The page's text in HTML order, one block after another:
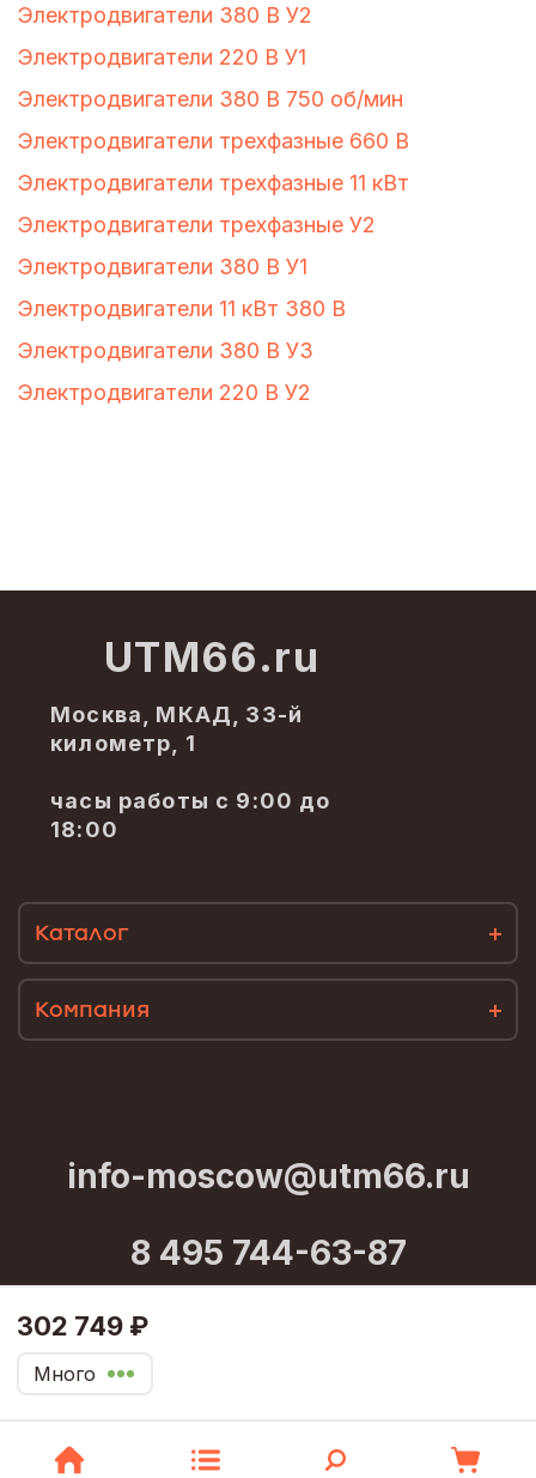
Электродвигатели 380 В У2
Электродвигатели 220 В У1
Электродвигатели 380 В 750 об/мин
Электродвигатели трехфазные 660 В
Электродвигатели трехфазные 11 кВт
Электродвигатели трехфазные У2
Электродвигатели 380 В У1
Электродвигатели 11 кВт 380 В
Электродвигатели 380 В У3
Электродвигатели 220 В У2
302 749 ₽
Много
UTM66.ru
Москва, МКАД, 33-й
километр, 1
часы работы с 9:00 до
18:00
Каталог
Компания
info-moscow@utm66.ru
8 495 744-63-87